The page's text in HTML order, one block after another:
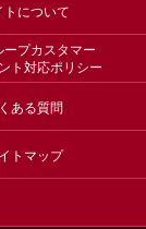
トについて
ープカスタマー
ト対応ポリシー
ある質問
トマップ